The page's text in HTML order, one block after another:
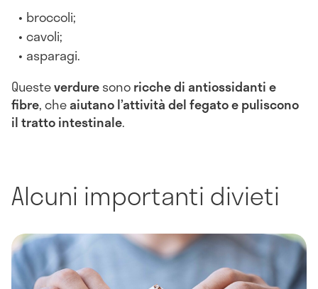
broccoli;
cavoli;
asparagi.
Questeverduresonoricche di antiossidanti e
fibre, cheaiutano l’attività del fegato e puliscono
il tratto intestinale.
Alcuni importanti divieti